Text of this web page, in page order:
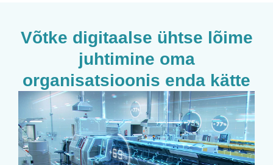
Võtke digitaalse ühtse lõime
juhtimine oma
organisatsioonis enda kätte